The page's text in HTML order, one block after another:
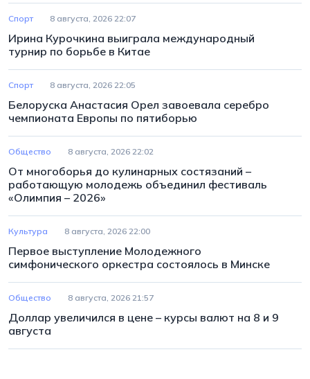
Спорт 8 августа, 2026 22:07
Ирина Курочкина выиграла международный
турнир по борьбе в Китае
Спорт 8 августа, 2026 22:05
Белоруска Анастасия Орел завоевала серебро
чемпионата Европы по пятиборью
Общество 8 августа, 2026 22:02
От многоборья до кулинарных состязаний –
работающую молодежь объединил фестиваль
«Олимпия – 2026»
Культура 8 августа, 2026 22:00
Первое выступление Молодежного
симфонического оркестра состоялось в Минске
Общество 8 августа, 2026 21:57
Доллар увеличился в цене – курсы валют на 8 и 9
августа